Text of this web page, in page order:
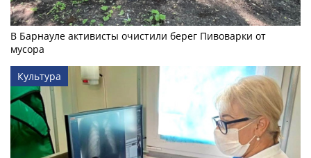
В Барнауле активисты очистили берег Пивоварки от
мусора
Культура